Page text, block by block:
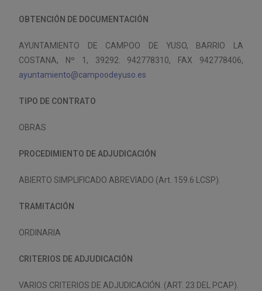
OBTENCIÓN DE DOCUMENTACIÓN
AYUNTAMIENTO DE CAMPOO DE YUSO, BARRIO LA
COSTANA, Nº 1, 39292. 942778310, FAX 942778406,
ayuntamiento@campoodeyuso.es
TIPO DE CONTRATO
OBRAS
PROCEDIMIENTO DE ADJUDICACIÓN
ABIERTO SIMPLIFICADO ABREVIADO (Art. 159.6 LCSP).
TRAMITACIÓN
ORDINARIA
CRITERIOS DE ADJUDICACIÓN
VARIOS CRITERIOS DE ADJUDICACIÓN. (ART. 23 DEL PCAP).